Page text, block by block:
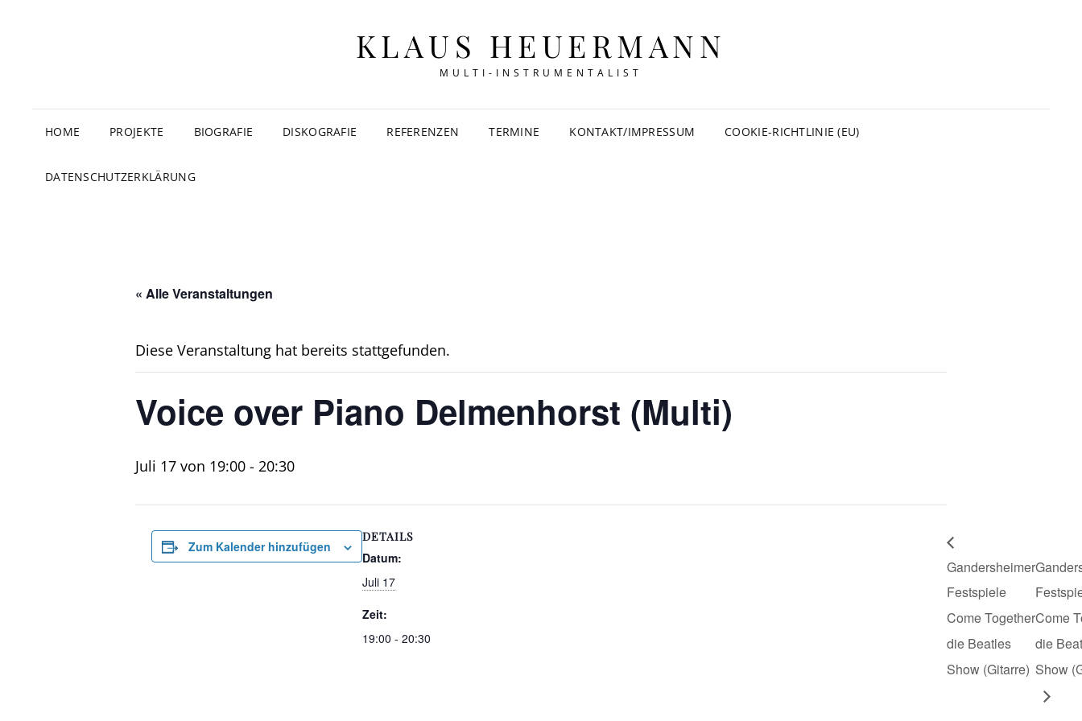
KLAUS HEUERMANN
MULTI-INSTRUMENTALIST
HOME PROJEKTE BIOGRAFIE DISKOGRAFIE REFERENZEN TERMINE KONTAKT/IMPRESSUM COOKIE-RICHTLINIE (EU)
DATENSCHUTZERKLÄRUNG
« Alle Veranstaltungen
Diese Veranstaltung hat bereits stattgefunden.
Voice over Piano Delmenhorst (Multi)
Juli 17 von 19:00 - 20:30
Zum Kalender hinzufügen
DETAILS
Datum:
Juli 17
Zeit:
19:00 - 20:30
Gandersheimer
Festspiele
Come Together
die Beatles
Show (Gitarre)
Come
die
Show